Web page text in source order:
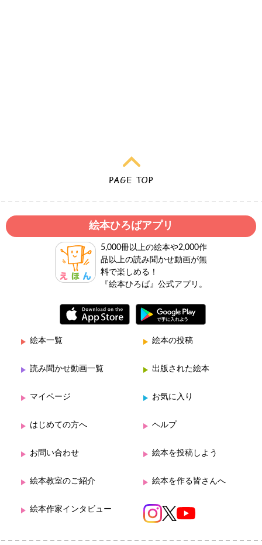
絵本ひろばアプリ
5,000冊以上の絵本や2,000作
品以上の読み聞かせ動画が無
料で楽しめる！
『絵本ひろば』公式アプリ。
絵本一覧 絵本の投稿
読み聞かせ動画一覧 出版された絵本
マイページ お気に入り
はじめての方へ ヘルプ
お問い合わせ 絵本を投稿しよう
絵本教室のご紹介 絵本を作る皆さんへ
絵本作家インタビュー